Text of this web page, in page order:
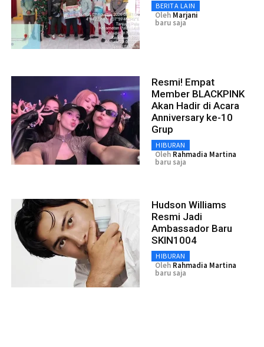
BERITA LAIN
Oleh Marjani
baru saja
Resmi! Empat
Member BLACKPINK
Akan Hadir di Acara
Anniversary ke-10
Grup
HIBURAN
Oleh Rahmadia Martina
baru saja
Hudson Williams
Resmi Jadi
Ambassador Baru
SKIN1004
HIBURAN
Oleh Rahmadia Martina
baru saja